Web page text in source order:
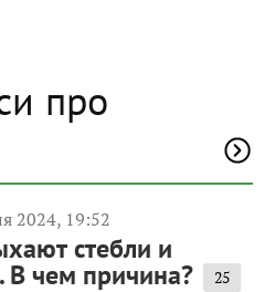
про
2024, 19:52
стебли и
В чем причина? 25